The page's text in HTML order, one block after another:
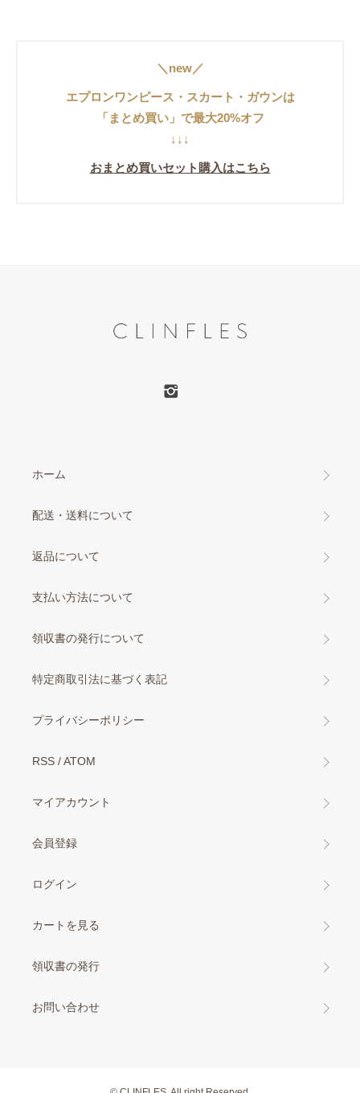
＼new／
エプロンワンピース・スカート・ガウンは
「まとめ買い」で最大20%オフ
↓↓↓
おまとめ買いセット購入はこちら
ホーム
配送・送料について
返品について
支払い方法について
領収書の発行について
特定商取引法に基づく表記
プライバシーポリシー
RSS /ATOM
マイアカウント
会員登録
ログイン
カートを見る
領収書の発行
お問い合わせ